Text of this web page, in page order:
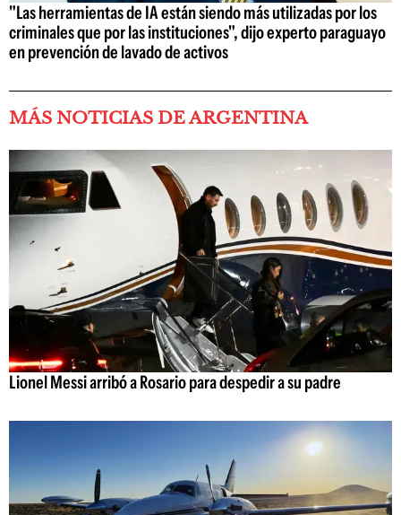
"Las herramientas de IA están siendo más utilizadas por los
criminales que por las instituciones", dijo experto paraguayo
en prevención de lavado de activos
MÁS NOTICIAS DE ARGENTINA
Lionel Messi arribó a Rosario para despedir a su padre